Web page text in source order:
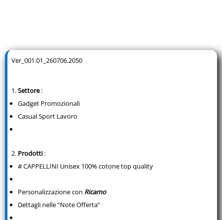
Ver_001.01_260706.2050
Settore:
Gadget Promozionali
Casual Sport Lavoro
Prodotti :
# CAPPELLINI Unisex 100% cotone top quality
Personalizzazione con Ricamo
Dettagli nelle “Note Offerta”